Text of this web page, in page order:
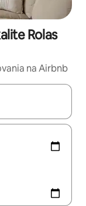
Rolas
na Airbnb
ich prechádzať